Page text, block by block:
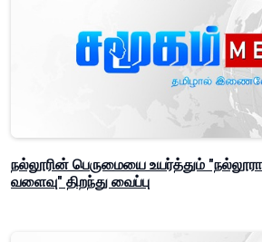
நல்லூரின் பெருமையை உயர்த்தும்
வளைவு" திறந்து வைப்பு